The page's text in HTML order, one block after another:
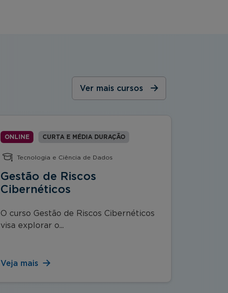
Ver mais cursos
ONLINE CURTA E MÉDIA DURAÇÃO
Tecnologia e Ciência de Dados
Gestão de Riscos
Cibernéticos
O curso Gestão de Riscos Cibernéticos
visa explorar o...
Veja mais